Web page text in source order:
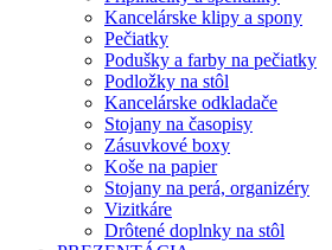
Kancelárske klipy a spony
Pečiatky
Podušky a farby na pečiatky
Podložky na stôl
Kancelárske odkladače
Stojany na časopisy
Zásuvkové boxy
Koše na papier
Stojany na perá, organizéry
Vizitkáre
Drôtené doplnky na stôl